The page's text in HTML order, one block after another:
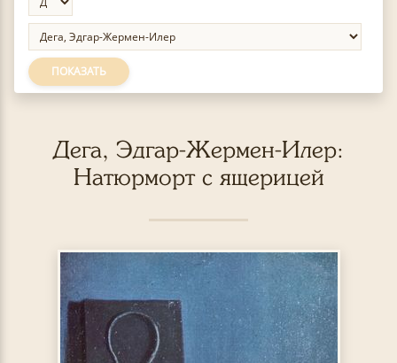
ПОКАЗАТЬ
Дега, Эдгар-Жермен-Илер:
Натюрморт с ящерицей